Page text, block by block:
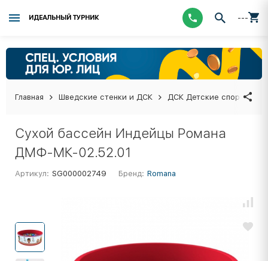
ИДЕАЛЬНЫЙ ТУРНИК ---
Главная Шведские стенки и ДСК ДСК Детские
Сухой бассейн Индейцы Романа
ДМФ-МК-02.52.01
Артикул: SG000002749 Бренд: Romana